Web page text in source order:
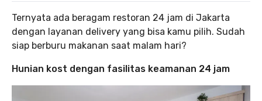
Ternyata ada beragam restoran 24 jam di Jakarta
dengan layanan delivery yang bisa kamu pilih. Sudah
siap berburu makanan saat malam hari?
Hunian kost dengan fasilitas keamanan 24 jam